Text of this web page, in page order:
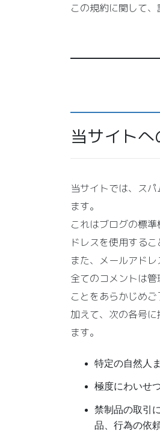
この規約に関して、
当サイト
当サイトでは、ス
ます。
これはブログの標
ドレスを使用するこ
また、メールアドレ
全てのコメントは
ことをあらかじめご
加えて、次の各号
ます。
特定の自然人
極度にわいせ
禁制品の取引
品、行為の依